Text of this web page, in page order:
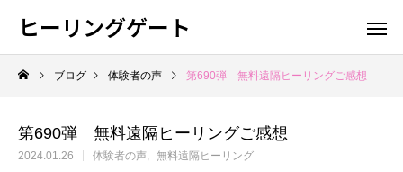
ヒーリングゲート
ブログ 体験者の声 第690弾 無料遠隔ヒーリングご感想
第690弾 無料遠隔ヒーリングご感想
2024.01.26 体験者の声 無料遠隔ヒーリング